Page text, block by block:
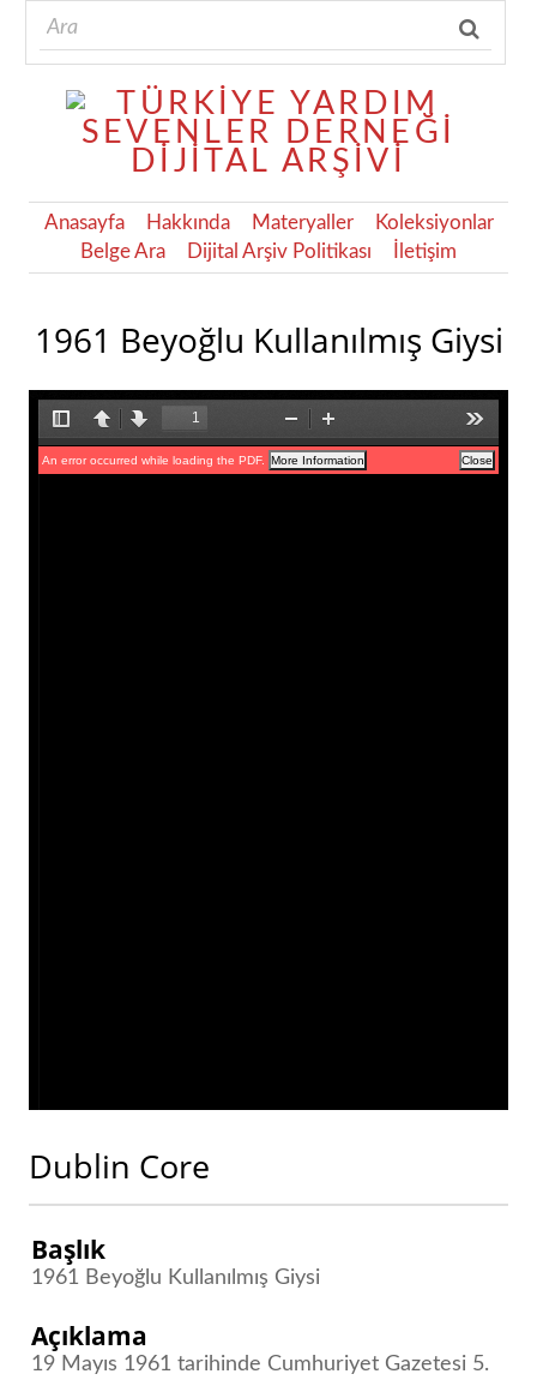
Anasayfa Hakkında Materyaller
Koleksiyonlar
Belge Ara
Dijital Arşiv Politikası İletişim
1961 Beyoğlu Kullanılmış Giysi
Dublin Core
Başlık
1961 Beyoğlu Kullanılmış Giysi
Açıklama
19 Mayıs 1961 tarihinde Cumhuriyet Gazetesi 5.